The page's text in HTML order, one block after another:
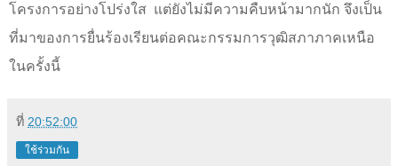
โครงการอย่างโปร่งใส แต่ยังไม่มีความคืบหน้ามากนัก จึงเป็น
ที่มาของการยื่นร้องเรียนต่อคณะกรรมการวุฒิสภาภาคเหนือ
ในครั้งนี้
ที่ 20:52:00
ใช้ร่วมกัน